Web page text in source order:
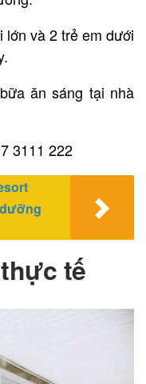
lớn và 2 trẻ em dưới
ăn sáng tại nhà
3111 222
tế